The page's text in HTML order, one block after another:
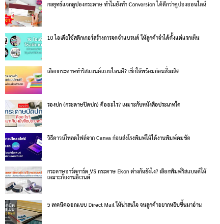
กลยุทธ์แจกคูปองกระดาษ ทำไมยังทำ Conversion ได้ดีกว่าคูปองออนไลน์
10 ไอเดียใช้สติกเกอร์สร้างการจดจำแบรนด์ ให้ลูกค้าจำได้ตั้งแต่แรกเห็น
เลือกกระดาษทำริสแบนด์แบบไหนดี? เช็กให้พร้อมก่อนสั่งผลิต
รองปก (กระดาษปิดปก) คืออะไร? เหมาะกับหนังสือประเภทใด
วิธีดาวน์โหลดไฟล์จาก Canva ก่อนส่งโรงพิมพ์ให้ได้งานพิมพ์คมชัด
กระดาษอาร์ตการ์ด VS กระดาษ Ekon ต่างกันยังไง? เลือกพิมพ์ริสแบนด์ให้
เหมาะกับงานอีเวนต์
5 เทคนิคออกแบบ Direct Mail ให้น่าสนใจ จนลูกค้าอยากหยิบขึ้นมาอ่าน